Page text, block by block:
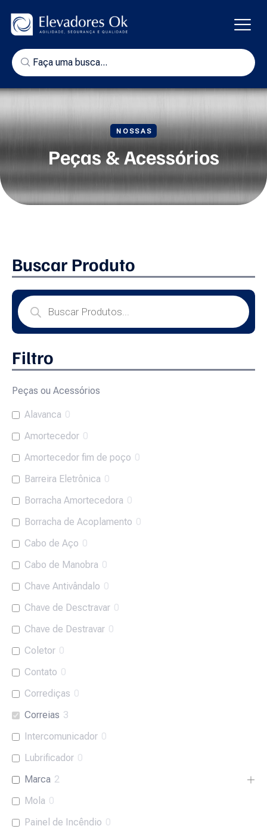
NOSSAS
Peças & Acessórios
Buscar Produto
Filtro
Peças ou Acessórios
Alavanca 0
Amortecedor 0
Amortecedor fim de poço 0
Barreira Eletrônica 0
Borracha Amortecedora 0
Borracha de Acoplamento 0
Cabo de Aço 0
Cabo de Manobra 0
Chave Antivândalo 0
Chave de Desctravar 0
Chave de Destravar 0
Coletor 0
Contato 0
Corrediças 0
Correias 3
Intercomunicador 0
Lubrificador 0
Marca 2
Mola 0
Painel de Incêndio 0